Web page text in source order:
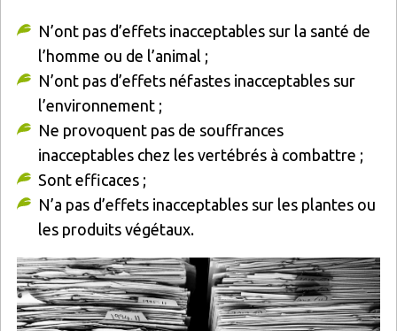
N’ont pas d’effets inacceptables sur la santé de
l’homme ou de l’animal ;
N’ont pas d’effets néfastes inacceptables sur
l’environnement ;
Ne provoquent pas de souffrances
inacceptables chez les vertébrés à combattre ;
Sont efficaces ;
N’a pas d’effets inacceptables sur les plantes ou
les produits végétaux.